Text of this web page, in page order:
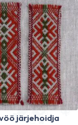
järjehoidja